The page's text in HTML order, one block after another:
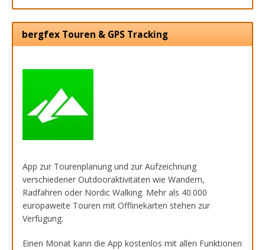
bergfex Touren & GPS Tracking
App zur Tourenplanung und zur Aufzeichnung
verschiedener Outdooraktivitäten wie Wandern,
Radfahren oder Nordic Walking. Mehr als 40.000
europaweite Touren mit Offlinekarten stehen zur
Verfügung.
Einen Monat kann die App kostenlos mit allen Funktionen